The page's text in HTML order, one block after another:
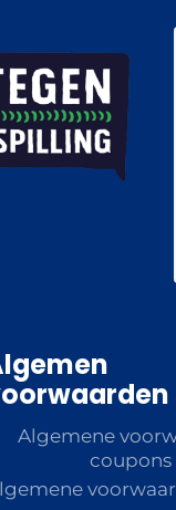
Algemene
coupons